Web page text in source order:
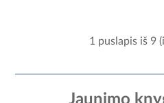
1 puslapis iš 9
Jaunimo